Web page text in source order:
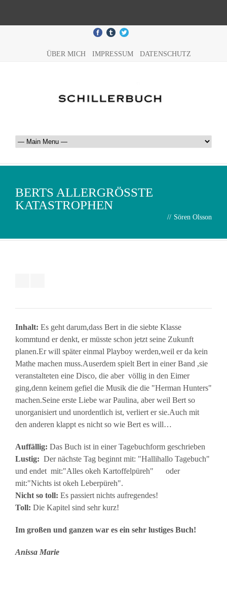
ÜBER MICH IMPRESSUM DATENSCHUTZ
BERTS ALLERGRÖSSTE K
ATASTROPHEN
// Sören Olsson
Inhalt: Es geht darum,dass Bert in die siebte Klasse
kommtund er denkt, er müsste schon jetzt seine Zukunft
planen.Er will später einmal Playboy werden,weil er da kein
Mathe machen muss.Auserdem spielt Bert in einer Band ,sie
veranstalteten eine Disco, die aber völlig in den Eimer
ging,denn keinem gefiel die Musik die die "Herman Hunters"
machen.Seine erste Liebe war Paulina, aber weil Bert so
unorganisiert und unordentlich ist, verliert er sie.Auch mit
den anderen klappt es nicht so wie Bert es will…
Auffällig: Das Buch ist in einer Tagebuchform geschrieben
Lustig: Der nächste Tag beginnt mit: "Hallihallo Tagebuch"
und endet mit:"Alles okeh Kartoffelpüreh" oder
mit:"Nichts ist okeh Leberpüreh".
Nicht so toll: Es passiert nichts aufregendes!
Toll: Die Kapitel sind sehr kurz!
Im großen und ganzen war es ein sehr lustiges Buch!
Anissa Marie